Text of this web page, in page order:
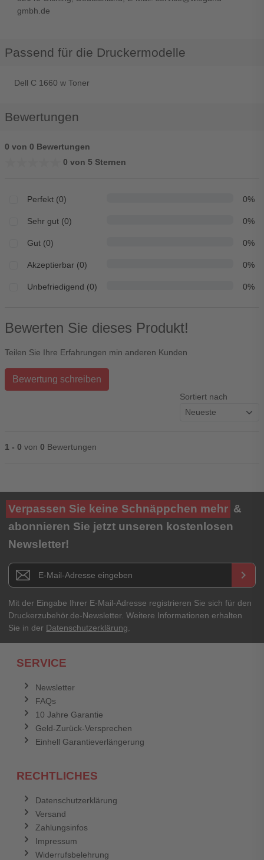
gmbh.de
Passend für die Druckermodelle
Dell C 1660 w Toner
Bewertungen
0 von 0 Bewertungen
0 von 5 Sternen
Perfekt (0) 0%
Sehr gut (0) 0%
Gut (0) 0%
Akzeptierbar (0) 0%
Unbefriedigend (0) 0%
Bewerten Sie dieses Produkt!
Teilen Sie Ihre Erfahrungen min anderen Kunden
Bewertung schreiben
Sortiert nach
1 - 0 von 0 Bewertungen
Ihre Bewertung**
★★★★★
Titel**
E-Mail-Adresse
Ihr Passwort
Verpassen Sie keine Schnäppchen mehr &
abonnieren Sie jetzt unseren kostenlosen
Newsletter!
Newsletter E-Mail Adresse keyboard_arrow_right
Mit der Eingabe Ihrer E-Mail-Adresse registrieren Sie sich für den
Druckerzubehör.de-Newsletter. Weitere Informationen erhalten
Sie in der Datenschutzerklärung.
SERVICE
Newsletter
FAQs
10 Jahre Garantie
Geld-Zurück-Versprechen
Einhell Garantieverlängerung
RECHTLICHES
Datenschutzerklärung
Versand
Zahlungsinfos
Impressum
Widerrufsbelehrung